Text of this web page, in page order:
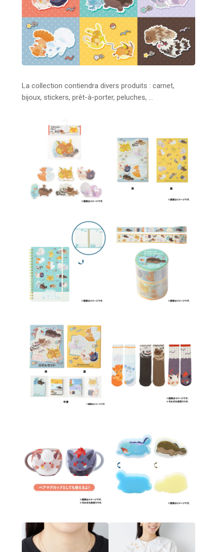
La collection contiendra divers produits : carnet,
bijoux, stickers, prêt-à-porter, peluches, …